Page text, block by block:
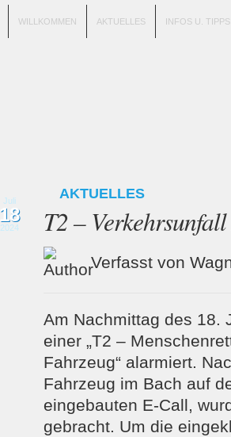
WILLKOMMEN AKTUELLES INFOS U. TIPPS
Juli
18
2024
AKTUELLES
T2 –
Verfasst von
Am Nachmittag des 18.
einer „T2 –
Fahrzeug“ alarmiert.
Fahrzeug im Bach auf
eingebauten E-Call,
gebracht. Um die